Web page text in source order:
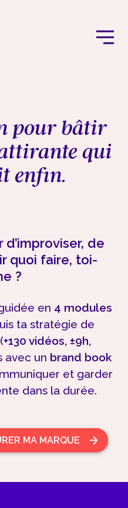
pour bâtir
qui
enfin.
de
quoi faire, toi-
?
en 4 modules
ta stratégie de
+130 vidéos, ±9h,
avec un brand book
et garder
dans la durée.
MA MARQUE